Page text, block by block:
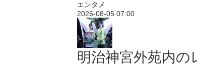
エンタメ
2026-08-05 07:00
明治神宮外苑内の